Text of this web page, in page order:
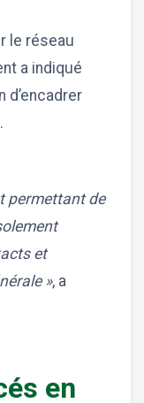
le réseau
a indiqué
d’encadrer
permettant de
et
», a
en